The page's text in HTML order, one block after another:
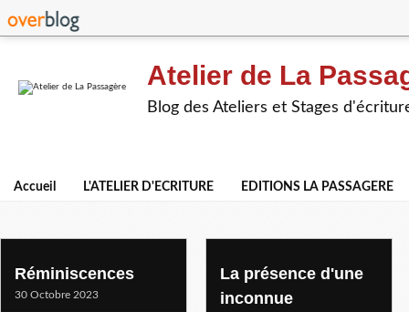
Atelier de La
Blog des Ateliers et Stages
Accueil L'ATELIER D'ECRITURE EDITIONS LA PASSAGERE
francine h.
Réminiscences
30 Octobre 2023
La présence d'une
inconnue